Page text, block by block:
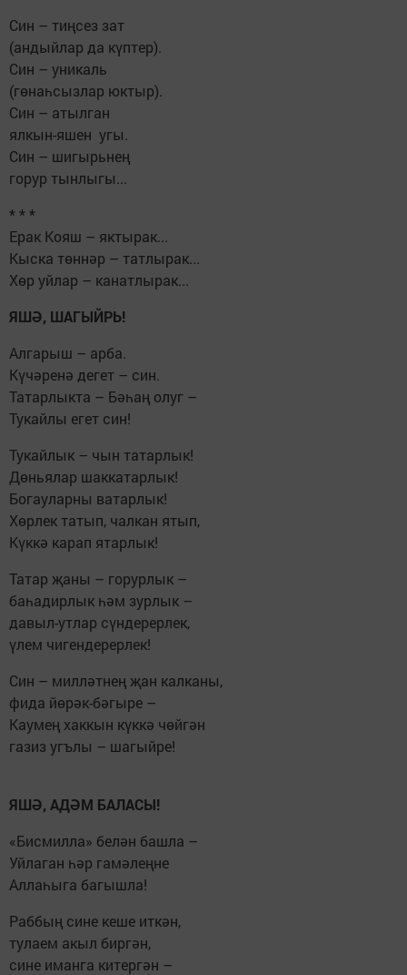
Син – тиңсез зат
(андыйлар да күптер).
Син – уникаль
(гөнаһсызлар юктыр).
Син – атылган
ялкын-яшен угы.
Син – шигырьнең
горур тынлыгы...
* * *
Ерак Кояш – яктырак...
Кыска төннәр – татлырак...
Хөр уйлар – канатлырак...
ЯШӘ, ШАГЫЙРЬ!
Алгарыш – арба.
Күчәренә дегет – син.
Татарлыкта – Бәһаң олуг –
Тукайлы егет син!
Тукайлык – чын татарлык!
Дөньялар шаккатарлык!
Богауларны ватарлык!
Хөрлек татып, чалкан ятып,
Күккә карап ятарлык!
Татар җаны – горурлык –
баһадирлык һәм зурлык –
давыл-утлар сүндерерлек,
үлем чигендерерлек!
Син – милләтнең җан калканы,
фида йөрәк-бәгыре –
Каумең хаккын күккә чөйгән
газиз угълы – шагыйре!
ЯШӘ, АДӘМ БАЛАСЫ!
«Бисмилла» белән башла –
Уйлаган һәр гамәлеңне
Аллаһыга багышла!
Раббың сине кеше иткән,
тулаем акыл биргән,
сине иманга китергән –